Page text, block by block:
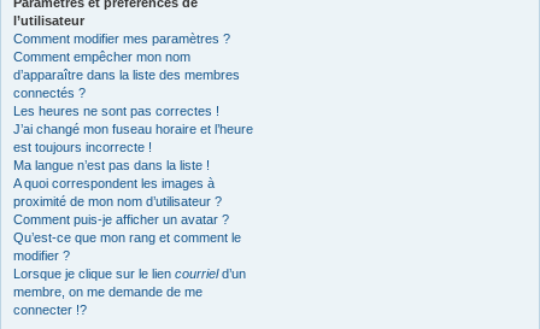
l’utilisateur
Comment modifier mes paramètres ?
Comment empêcher mon nom
d’apparaître dans la liste des membres
connectés ?
Les heures ne sont pas correctes !
J’ai changé mon fuseau horaire et l’heure
est toujours incorrecte !
Ma langue n’est pas dans la liste !
A quoi correspondent les images à
proximité de mon nom d’utilisateur ?
Comment puis-je afficher un avatar ?
Qu’est-ce que mon rang et comment le
modifier ?
Lorsque je clique sur le lien courrield’un
membre, on me demande de me
connecter !?